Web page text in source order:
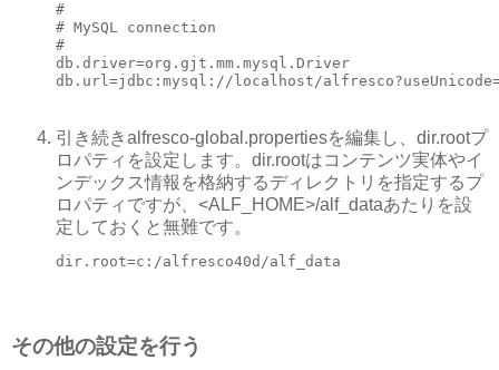
#
# MySQL connection
#
db.driver=org.gjt.mm.mysql.Driver
db.url=jdbc:mysql://localhost/
引き続きalfresco-global.propertiesを編集し、dir.rootプ
ロパティを設定します。dir.rootはコンテンツ実体やイ
ンデックス情報を格納するディレクトリを指定するプ
ロパティですが、<ALF_HOME>/alf_dataあたりを設
定しておくと無難です。
dir.root=c:/alfresco40d/alf_data
その他の設定を行う